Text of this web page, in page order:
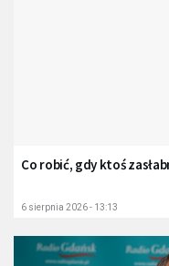
Co robić, gdy ktoś
6 sierpnia 2026 - 13:13